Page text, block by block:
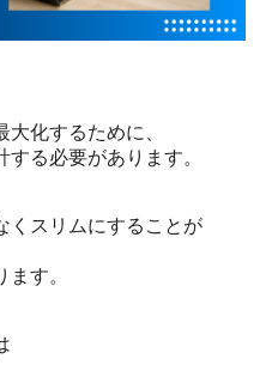
化するために、
る必要があります。
くスリムにすることが
す。